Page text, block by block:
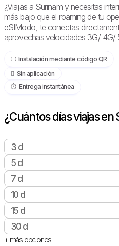
¿Viajas a Surinam y necesitas
más bajo que el roaming de tu
eSIModo, te conectas
aprovechas velocidades 3G/ 4G/
⛶️️ Instalación mediante código QR
️ Sin aplicación
⏱️️ Entrega instantánea
¿Cuántos días viajas en
3 d
5 d
7 d
10 d
15 d
30 d
+ más opciones